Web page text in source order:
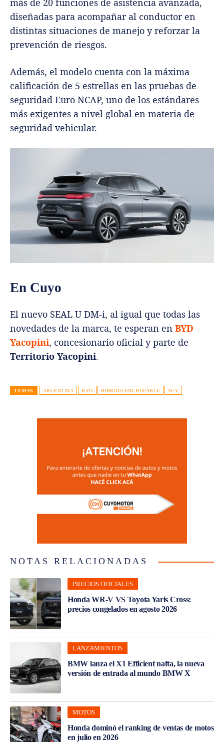
más de 20 funciones de asistencia avanzada,
diseñadas para acompañar al conductor en
distintas situaciones de manejo y reforzar la
prevención de riesgos.
Además, el modelo cuenta con la máxima
calificación de 5 estrellas en las pruebas de
seguridad Euro NCAP, uno de los estándares
más exigentes a nivel global en materia de
seguridad vehicular.
En Cuyo
El nuevo SEAL U DM-i, al igual que todas las
novedades de la marca, te esperan en BYD
Yacopini, concesionario oficial y parte de
Territorio Yacopini.
TEMAS ARGENTINA BYD HIBRIDO ENCHUFABLE SUV
NOTAS RELACIONADAS
PRECIOS OFICIALES
Honda WR-V VS Toyota Yaris Cross:
precios congelados en agosto 2026
LANZAMIENTOS
BMW lanza el X1 Efficient nafta, la nueva
versión de entrada al mundo BMW X
MOTOS
Honda dominó el ranking de ventas de motos
en julio en 2026